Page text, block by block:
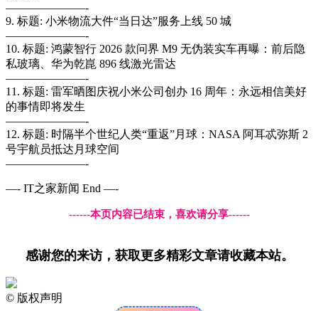
———————-
9. 标题: 小米物流大件“当日达”服务上线 50 城
———————-
10. 标题: 鸿蒙智行 2026 款问界 M9 无伪装实车再曝：前后隐
私玻璃、华为乾崑 896 线激光雷达
———————-
11. 标题: 雷军晒图庆祝小米公司创办 16 周年：永远相信美好
的事情即将发生
———————-
12. 标题: 时隔半个世纪人类“重返”月球：NASA 阿耳忒弥斯 2
号宇航员抵达月球空间
———————-
—- IT之家新闻 End —-
------本页内容已结束，喜欢请分享------
感谢您的来访，获取更多精彩文章请收藏本站。
© 版权声明